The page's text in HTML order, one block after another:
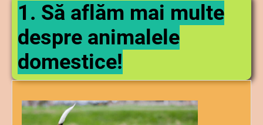
1. Să aflăm mai multe
despre animalele
domestice!